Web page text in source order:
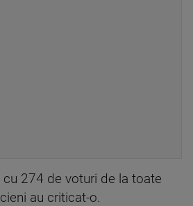
cu 274 de voturi de la toate
au criticat-o.